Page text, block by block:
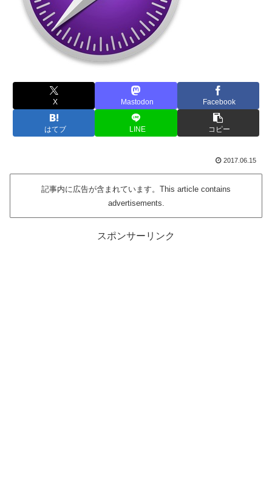
X Mastodon Facebook
はてブ LINE コピー
2017.06.15
記事内に広告が含まれています。This article contains
advertisements.
スポンサーリンク